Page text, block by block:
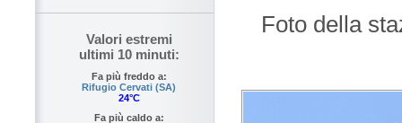
Valori estremi
ultimi 10 minuti:
Fa più freddo a:
Rifugio Cervati (SA)
24°C
Fa più caldo a:
Foto della